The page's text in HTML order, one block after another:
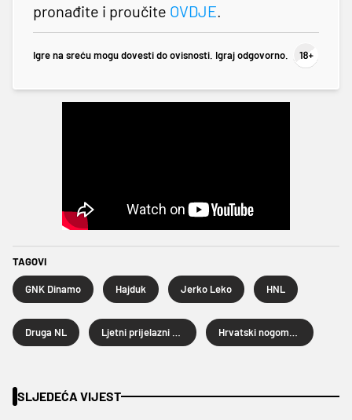
pronađite i proučite OVDJE.
Igre na sreću mogu dovesti do ovisnosti. Igraj odgovorno.
TAGOVI
GNK Dinamo Hajduk Jerko Leko HNL
Druga NL
SLJEDEĆA VIJEST